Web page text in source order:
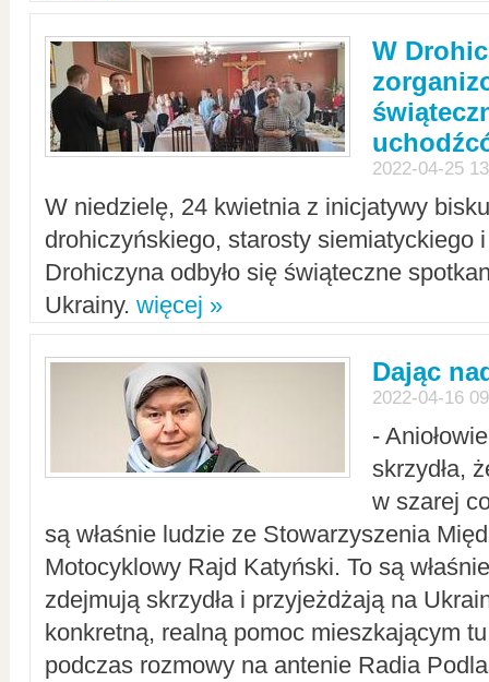
W
2022-04-25
W niedzielę, 24 kwietnia z inicjatywy
drohiczyńskiego, starosty siemiatyckiego
Drohiczyna odbyło się świąteczne
Ukrainy. więcej »
Dając
2022-04-16
-
skrzydła,
w szarej
są właśnie ludzie ze Stowarzyszenia
Motocyklowy Rajd Katyński. To są
zdejmują skrzydła i przyjeżdżają na
konkretną, realną pomoc mieszkającym
podczas rozmowy na antenie Radia